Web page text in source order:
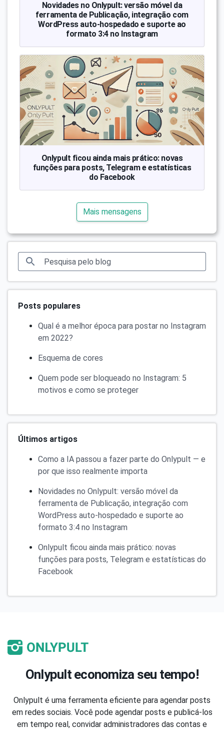
Novidades no Onlypult: versão móvel da
ferramenta de Publicação, integração com
WordPress auto-hospedado e suporte ao
formato 3:4 no Instagram
Onlypult ficou ainda mais prático: novas
funções para posts, Telegram e estatísticas
do Facebook
Mais mensagens
Posts populares
Qual é a melhor época para postar no Instagram
em 2022?
Esquema de cores
Quem pode ser bloqueado no Instagram: 5
motivos e como se proteger
Últimos artigos
Como a IA passou a fazer parte do Onlypult — e
por que isso realmente importa
Novidades no Onlypult: versão móvel da
ferramenta de Publicação, integração com
WordPress auto-hospedado e suporte ao
formato 3:4 no Instagram
Onlypult ficou ainda mais prático: novas
funções para posts, Telegram e estatísticas do
Facebook
Onlypult economiza seu tempo!
Onlypult é uma ferramenta eficiente para agendar posts
em redes sociais. Você pode agendar posts e publicá-los
em tempo real, convidar administradores das contas e